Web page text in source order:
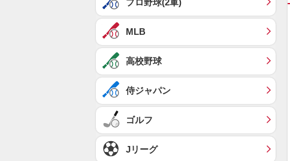
プロ野球(2軍)
MLB
高校野球
侍ジャパン
ゴルフ
Jリーグ